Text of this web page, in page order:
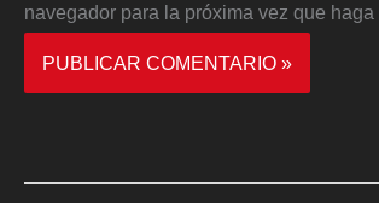
navegador para la próxima vez que